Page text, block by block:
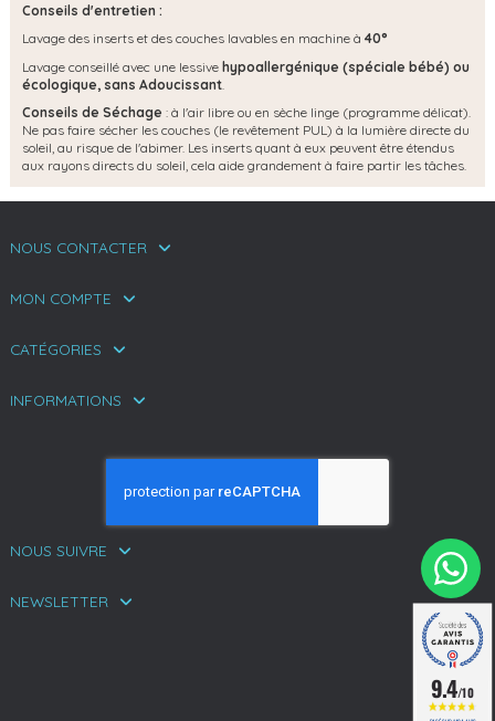
Conseils d'entretien :
Lavage des inserts et des couches lavables en machine à 40°
Lavage conseillé avec une lessive hypoallergénique (spéciale bébé) ou
écologique, sans Adoucissant
Conseils de Séchage : à l'air libre ou en sèche linge (programme délicat).
Ne pas faire sécher les couches (le revêtement PUL) à la lumière directe du
soleil, au risque de l'abimer. Les inserts quant à eux peuvent être étendus
aux rayons directs du soleil, cela aide grandement à faire partir les tâches.
NOUS CONTACTER
MON COMPTE
CATÉGORIES
INFORMATIONS
NOUS SUIVRE
NEWSLETTER
9.4/10